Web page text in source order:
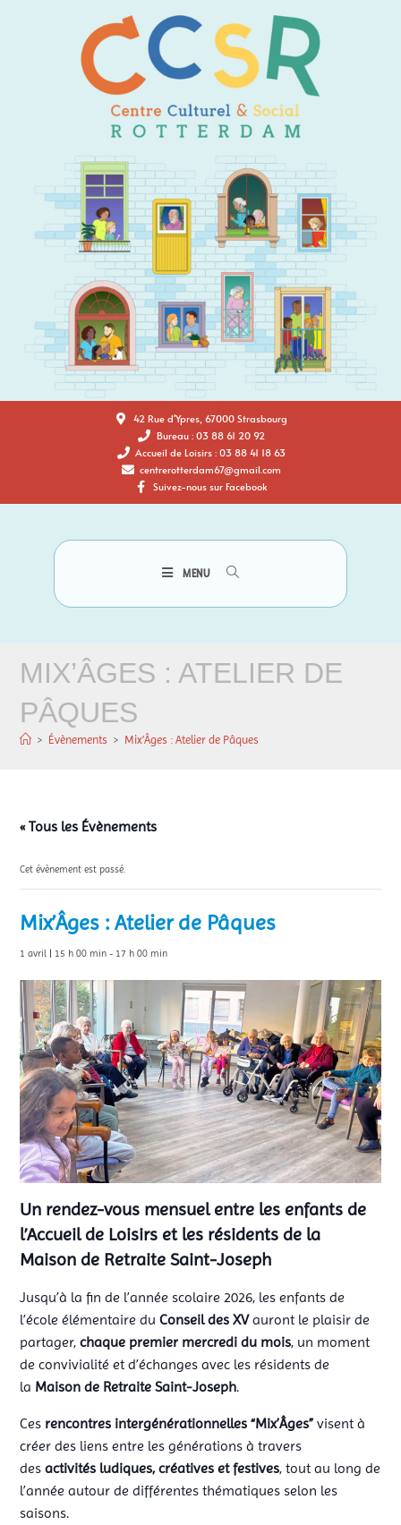
42 Rue d'Ypres, 67000 Strasbourg
Bureau : 03 88 61 20 92
Accueil de Loisirs : 03 88 41 18 63
centrerotterdam67@gmail.com
Suivez-nous sur Facebook
MENU
MIX’ÂGES : ATELIER DE
PÂQUES
> Évènements > Mix’Âges : Atelier de Pâques
« Tous les Évènements
Cet évènement est passé.
Mix’Âges : Atelier de Pâques
1 avril | 15 h 00 min - 17 h 00 min
Un rendez-vous mensuel entre les enfants de
l’Accueil de Loisirs et les résidents de la
Maison de Retraite Saint-Joseph
Jusqu’à la fin de l’année scolaire 2026, les enfants de
l’école élémentaire duConseil des XVauront le plaisir de
partager,chaque premier mercredi du mois, un moment
de convivialité et d’échanges avec les résidents de
la Maison de Retraite Saint-Joseph.
Ces rencontres intergénérationnelles “Mix’Âges” visent à
créer des liens entre les générations à travers
desactivités ludiques, créatives et festives, tout au long de
l’année autour de différentes thématiques selon les
saisons.